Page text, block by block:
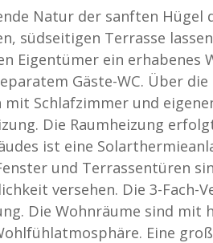
Natur der sanften
südseitigen Terrasse
Eigentümer ein erhabenes
Gäste-WC. Über
Schlafzimmer und
Die Raumheizung
ist eine
und Terrassentüren
versehen. Die 3-Fach-
Die Wohnräume sind
Eine